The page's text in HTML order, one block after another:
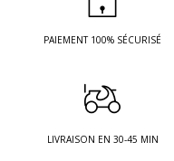
PAIEMENT 100% SÉCURISÉ
LIVRAISON EN 30-45 MIN